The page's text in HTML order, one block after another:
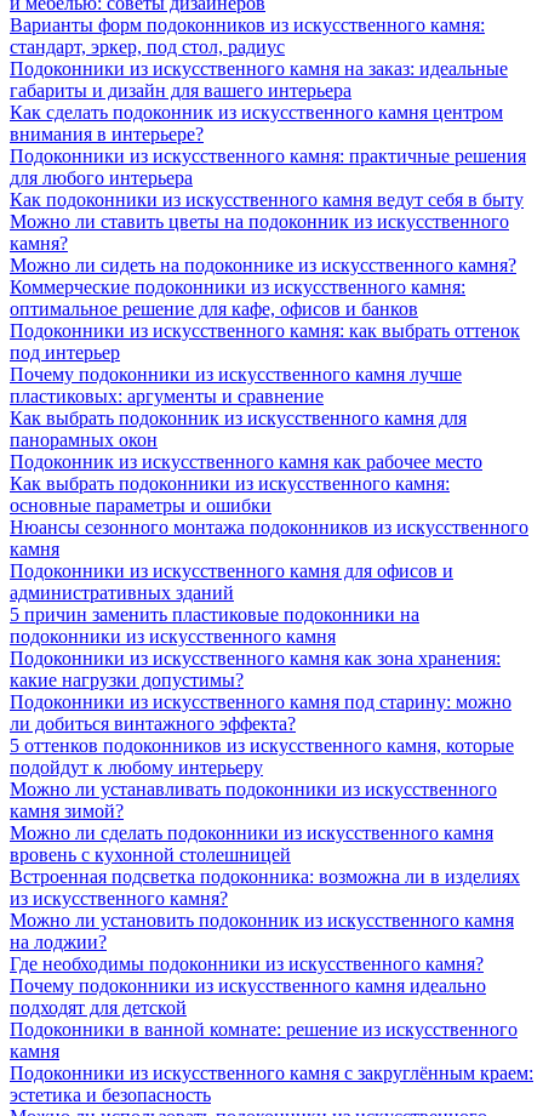
Варианты форм подоконников из искусственного камня:
стандарт, эркер, под стол, радиус
Подоконники из искусственного камня на заказ: идеальные
габариты и дизайн для вашего интерьера
Как сделать подоконник из искусственного камня центром
внимания в интерьере?
Подоконники из искусственного камня: практичные решения
для любого интерьера
Как подоконники из искусственного камня ведут себя в быту
Можно ли ставить цветы на подоконник из искусственного
камня?
Можно ли сидеть на подоконнике из искусственного камня?
Коммерческие подоконники из искусственного камня:
оптимальное решение для кафе, офисов и банков
Подоконники из искусственного камня: как выбрать оттенок
под интерьер
Почему подоконники из искусственного камня лучше
пластиковых: аргументы и сравнение
Как выбрать подоконник из искусственного камня для
панорамных окон
Подоконник из искусственного камня как рабочее место
Как выбрать подоконники из искусственного камня:
основные параметры и ошибки
Нюансы сезонного монтажа подоконников из искусственного
камня
Подоконники из искусственного камня для офисов и
административных зданий
5 причин заменить пластиковые подоконники на
подоконники из искусственного камня
Подоконники из искусственного камня как зона хранения:
какие нагрузки допустимы?
Подоконники из искусственного камня под старину: можно
ли добиться винтажного эффекта?
5 оттенков подоконников из искусственного камня, которые
подойдут к любому интерьеру
Можно ли устанавливать подоконники из искусственного
камня зимой?
Можно ли сделать подоконники из искусственного камня
вровень с кухонной столешницей
Встроенная подсветка подоконника: возможна ли в изделиях
из искусственного камня?
Можно ли установить подоконник из искусственного камня
на лоджии?
Где необходимы подоконники из искусственного камня?
Почему подоконники из искусственного камня идеально
подходят для детской
Подоконники в ванной комнате: решение из искусственного
камня
Подоконники из искусственного камня с закруглённым краем:
эстетика и безопасность